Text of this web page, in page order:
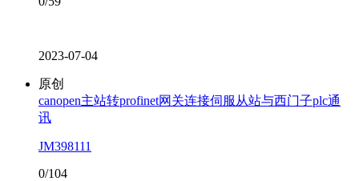
2023-07-04
原创
canopen主站转profinet网关连接伺服从站与西门子plc通
讯
JM398111
0/104